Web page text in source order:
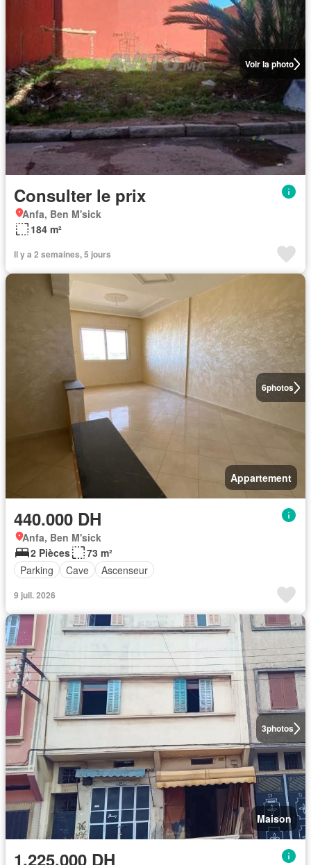
Voir la photo
Consulter le prix
Anfa, Ben M'sick
184 m²
Il y a 2 semaines, 5 jours
6photos
Appartement
440.000 DH
Anfa, Ben M'sick
2 Pièces
73 m²
Parking
Cave Ascenseur
9 juil. 2026
3photos
Maison
1.225.000 DH